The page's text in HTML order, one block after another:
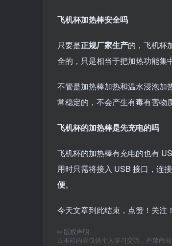
飞机杯加热棒安全吗
只要是正规厂家生产的，飞机杯
全的，只是相当于把加热功能集
不管是加热棒加热和温水浸泡加
常稳定的，不会产生有毒有害物
飞机杯的加热棒是先充电的吗
飞机杯的加热棒有充电的也有
用时只需将接入 USB 接口，连
便。
今天文章到此结束，点赞！关注
© 版权声明
⚠️本站内容仅供个人学习交流，严禁商业